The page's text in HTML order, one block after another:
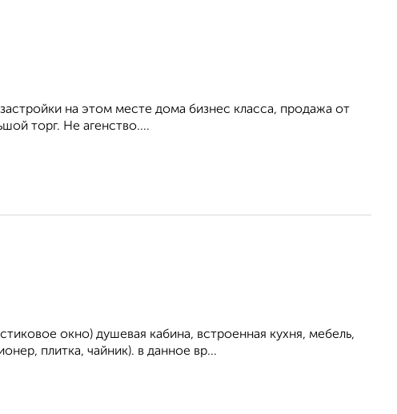
на этом месте дома бизнес класса, продажа от
торг. Не агенство....
окно) душевая кабина, встроенная кухня, мебель,
плитка, чайник). в данное вр...